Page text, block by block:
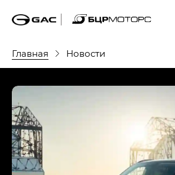
Главная Новости